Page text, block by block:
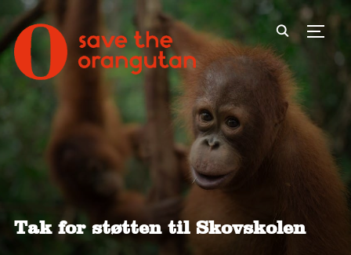
Tak for støtten til Skovskolen